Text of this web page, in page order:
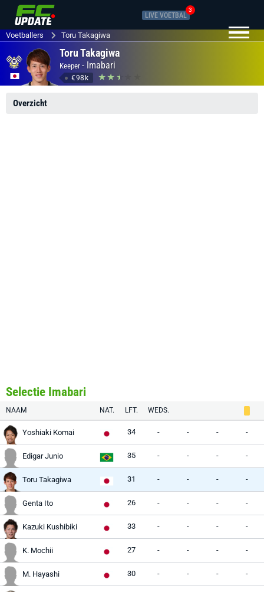
LIVE VOETBAL
3
Voetballers Toru Takagiwa
Toru Takagiwa
Keeper - Imabari
€98k
Overzicht
Selectie Imabari
NAAM NAT. LFT. WEDS.
Yoshiaki Komai 34 - - - -
Edigar Junio 35 - - - -
Toru Takagiwa 31 - - - -
Genta Ito 26 - - - -
Kazuki Kushibiki 33 - - - -
K. Mochii 27 - - - -
M. Hayashi 30 - - - -